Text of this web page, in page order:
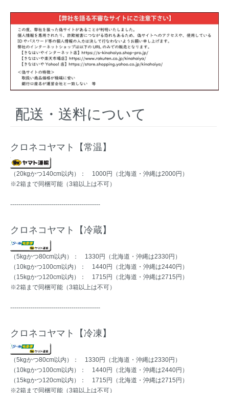
配送・送料について
クロネコヤマト【常温】
（20kgかつ140cm以内）： 1000円（北海道・沖縄は2000円）
※2箱まで同梱可能（3箱以上は不可）
--------------------------------------------
クロネコヤマト【冷蔵】
（5kgかつ80cm以内）： 1330円（北海道・沖縄は2330円）
（10kgかつ100cm以内）： 1440円（北海道・沖縄は2440円）
（15kgかつ120cm以内）： 1715円（北海道・沖縄は2715円）
※2箱まで同梱可能（3箱以上は不可）
--------------------------------------------
クロネコヤマト【冷凍】
（5kgかつ80cm以内）： 1330円（北海道・沖縄は2330円）
（10kgかつ100cm以内）： 1440円（北海道・沖縄は2440円）
（15kgかつ120cm以内）： 1715円（北海道・沖縄は2715円）
※2箱まで同梱可能（3箱以上は不可）